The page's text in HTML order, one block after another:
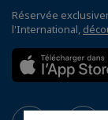
Réservée
l'International,